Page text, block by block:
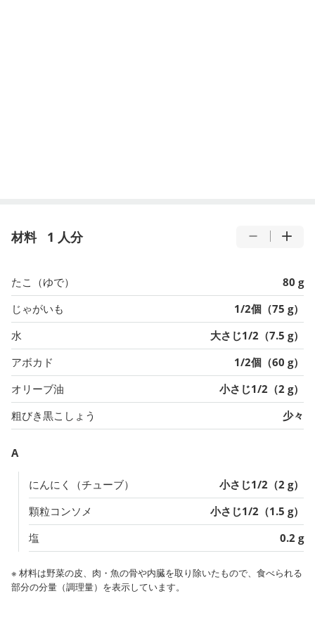
材料 1 人分
たこ（ゆで）
80 g
じゃがいも
1/2個（75 g）
水
大さじ1/2（7.5 g）
アボカド
1/2個（60 g）
オリーブ油
小さじ1/2（2 g）
粗びき黒こしょう
少々
A
にんにく（チューブ）
小さじ1/2（2 g）
顆粒コンソメ
小さじ1/2（1.5 g）
塩
0.2 g
※ 材料は野菜の皮、肉・魚の骨や内臓を取り除いたもので、食べられる
部分の分量（調理量）を表示しています。